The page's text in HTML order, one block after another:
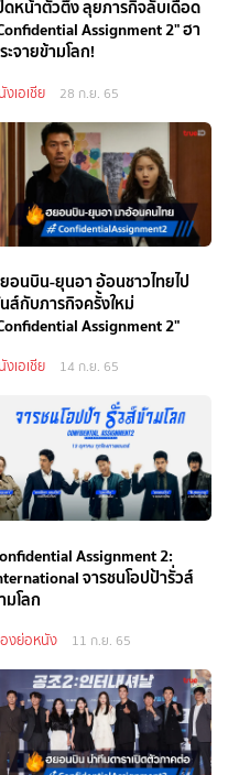
ดหน้าตัวตึง ลุยภารกิจลับเดือด
Assignment 2" ฮา
ะจายข้ามโลก!
งเอเชีย 28 ก.ย. 65
อนบิน-ยุนอา อ้อนชาวไทยไป
ส์กับภารกิจครั้งใหม่
Assignment 2"
งเอเชีย 14 ก.ย. 65
Assignment 2:
จารชนโอปป้ารั่วส์
มโลก
องย่อหนัง 11 ก.ย. 65